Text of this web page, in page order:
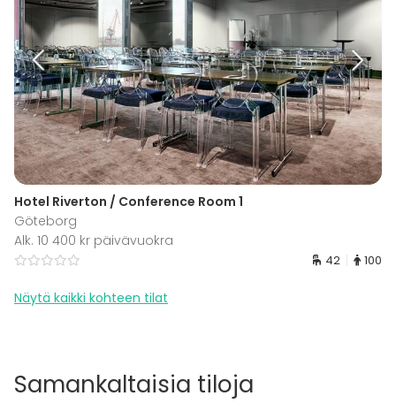
Hotel Riverton / Conference Room 1
Göteborg
Alk. 10 400 kr päivävuokra
42 100
Näytä kaikki kohteen tilat
Samankaltaisia tiloja